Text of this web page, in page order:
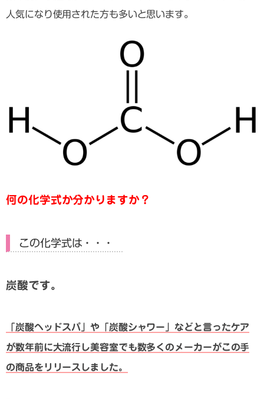
人気になり使用された方も多いと思います。
何の化学式か分かりますか？
この化学式は・・・
炭酸です。
「炭酸ヘッドスパ」や「炭酸シャワー」などと言ったケア
が数年前に大流行し美容室でも数多くのメーカーがこの手
の商品をリリースしました。